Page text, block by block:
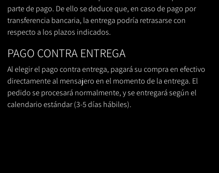
parte de pago. De ello se deduce que, en caso de pago por
transferencia bancaria, la entrega podría retrasarse con
respecto a los plazos indicados.
PAGO CONTRA ENTREGA
Al elegir el pago contra entrega, pagará su compra en efectivo
directamente al mensajero en el momento de la entrega. El
pedido se procesará normalmente, y se entregará según el
calendario estándar (3-5 días hábiles).